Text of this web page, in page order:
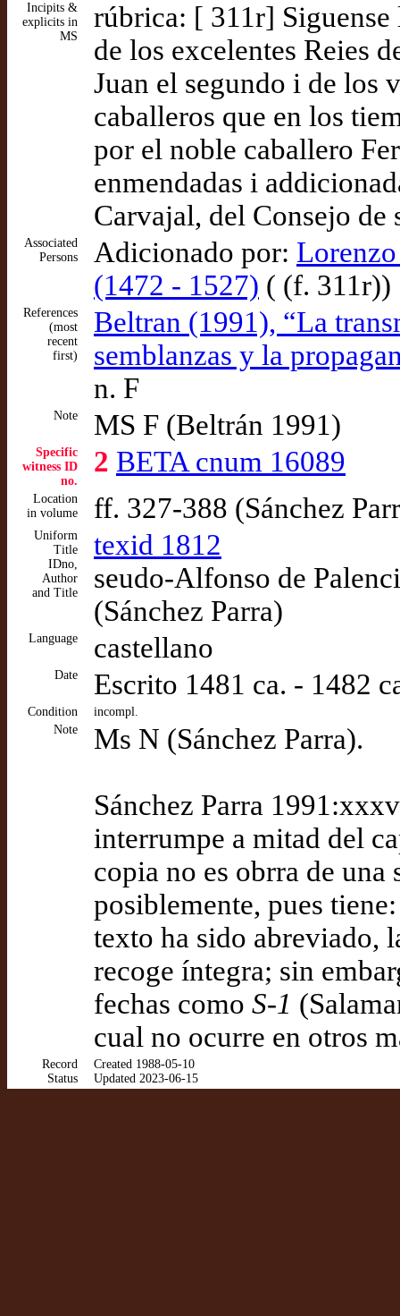
Incipits &
explicits in
MS
rúbrica: [ 311r] Siguense
de los excelentes Reies
Juan el segundo i de los
caballeros que en los
por el noble caballero
enmendadas i
Carvajal, del Consejo de
Associated
Persons
Adicionado por:
(1472 - 1527) ( (f. 311r))
References
(most
recent
first)
Beltran (1991), “La
semblanzas y la
n. F
Note MS F (Beltrán 1991)
Specific
witness ID
no.
2 BETA cnum 16089
Location
in volume
ff. 327-388 (Sánchez
Uniform
Title
IDno,
Author
and Title
texid 1812
seudo-Alfonso de
(Sánchez Parra)
Language castellano
Date Escrito 1481 ca. - 1482
Condition
incompl.
Note
Ms N (Sánchez Parra).
Sánchez Parra
interrumpe a mitad del
copia no es obrra de una
posiblemente, pues
texto ha sido abreviado,
recoge íntegra; sin
fechas como S-1
cual no ocurre en otros
Record
Status
Created 1988-05-10
Updated 2023-06-15